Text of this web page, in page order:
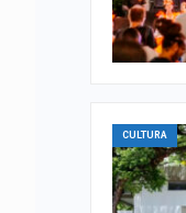
CULTURA